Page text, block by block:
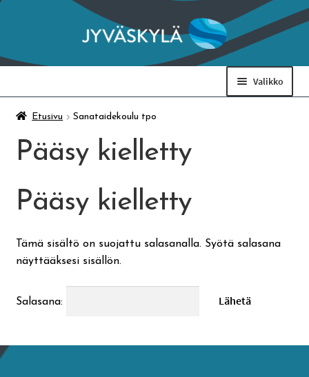
Siirry
navigointiin
Siirry
sisältöön
Valikko
Taidemuseo & Ratamo
Suomen käsityön museo
Skeittihalli
Varhaiskasvatus
Ateria- ja välipalamaksut
Etusivu Sanataidekoulu tpo
Pääsy kielletty
Pääsy kielletty
Tämä sisältö on suojattu salasanalla. Syötä salasana
näyttääksesi sisällön.
Salasana: